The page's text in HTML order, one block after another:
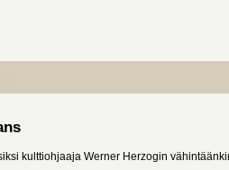
kulttiohjaaja Werner Herzogin